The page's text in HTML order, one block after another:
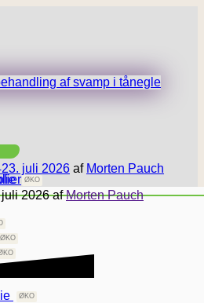
23. juli 2026 af Morten Pauch
juli 2026 afMorten Pauch